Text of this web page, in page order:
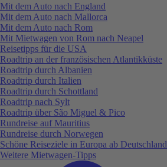
Mit dem Auto nach England
Mit dem Auto nach Mallorca
Mit dem Auto nach Rom
Mit Mietwagen von Rom nach Neapel
Reisetipps für die USA
Roadtrip an der französischen Atlantikküste
Roadtrip durch Albanien
Roadtrip durch Italien
Roadtrip durch Schottland
Roadtrip nach Sylt
Roadtrip über São Miguel & Pico
Rundreise auf Mauritius
Rundreise durch Norwegen
Schöne Reiseziele in Europa ab Deutschland
Weitere Mietwagen-Tipps